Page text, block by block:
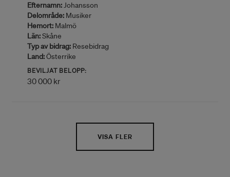
Efternamn:Johansson
Delområde: Musiker
Hemort: Malmö
Län:Skåne
Typ av bidrag: Resebidrag
Land:Österrike
BEVILJAT BELOPP:
30 000 kr
VISA FLER